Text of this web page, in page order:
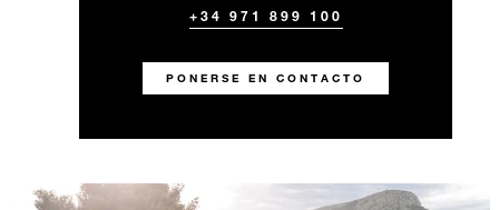
+34 971 899 100
PONERSE EN CONTACTO